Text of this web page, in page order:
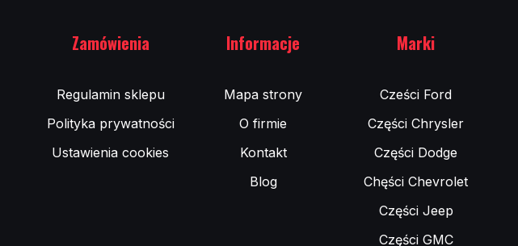
Zamówienia
Regulamin sklepu
Polityka prywatności
Ustawienia cookies
Informacje
Mapa strony
O firmie
Kontakt
Blog
Marki
Cześci Ford
Części Chrysler
Części Dodge
Chęści Chevrolet
Części Jeep
Części GMC